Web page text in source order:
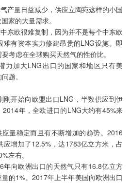
产量日益减少，供应立陶宛这样的小国
家的大量需求。
东欧很难复制，因为并不是每个中东欧
难有资本实力修建昂贵的LNG设施。即
考虑在全球购买天然气的性价比。
力加大LNG出口的国家和地区只有美
题。
刚开始向欧盟出口LNG，半数供应到伊
年，全欧进口的LNG大约有45%来
量稳定而且有不断增加的趋势。2016
增加了12.5%，达1783亿立方米，占
左右。
年向欧洲出口的天然气只有16.8亿立方
的1%。2017年上半年美国向欧洲出口